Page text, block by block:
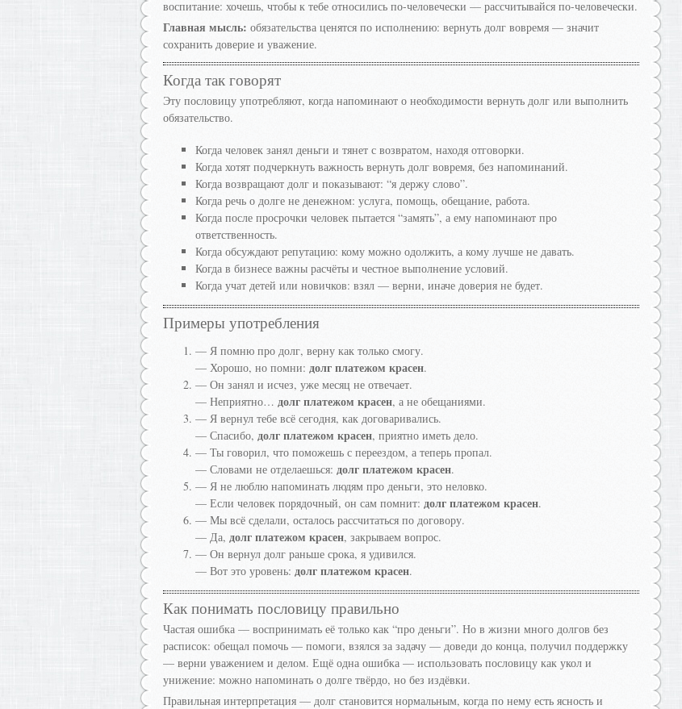
воспитание: хочешь, чтобы к тебе относились по-человечески — рассчитывайся по-человечески.
Главная мысль: обязательства ценятся по исполнению: вернуть долг вовремя — значит
сохранить доверие и уважение.
Когда так говорят
Эту пословицу употребляют, когда напоминают о необходимости вернуть долг или выполнить
обязательство.
Когда человек занял деньги и тянет с возвратом, находя отговорки.
Когда хотят подчеркнуть важность вернуть долг вовремя, без напоминаний.
Когда возвращают долг и показывают: “я держу слово”.
Когда речь о долге не денежном: услуга, помощь, обещание, работа.
Когда после просрочки человек пытается “замять”, а ему напоминают про
ответственность.
Когда обсуждают репутацию: кому можно одолжить, а кому лучше не давать.
Когда в бизнесе важны расчёты и честное выполнение условий.
Когда учат детей или новичков: взял — верни, иначе доверия не будет.
Примеры употребления
— Я помню про долг, верну как только смогу.
— Хорошо, но помни: долг платежом красен.
— Он занял и исчез, уже месяц не отвечает.
— Неприятно… долг платежом красен, а не обещаниями.
— Я вернул тебе всё сегодня, как договаривались.
— Спасибо, долг платежом красен, приятно иметь дело.
— Ты говорил, что поможешь с переездом, а теперь пропал.
— Словами не отделаешься: долг платежом красен.
— Я не люблю напоминать людям про деньги, это неловко.
— Если человек порядочный, он сам помнит: долг платежом красен.
— Мы всё сделали, осталось рассчитаться по договору.
— Да, долг платежом красен, закрываем вопрос.
— Он вернул долг раньше срока, я удивился.
— Вот это уровень: долг платежом красен.
Как понимать пословицу правильно
Частая ошибка — воспринимать её только как “про деньги”. Но в жизни много долгов без
расписок: обещал помочь — помоги, взялся за задачу — доведи до конца, получил поддержку
— верни уважением и делом. Ещё одна ошибка — использовать пословицу как укол и
унижение: можно напоминать о долге твёрдо, но без издёвки.
Правильная интерпретация — долг становится нормальным, когда по нему есть ясность и